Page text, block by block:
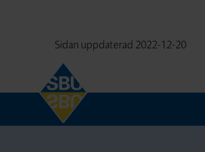
Sidan uppdaterad 2022-12-20